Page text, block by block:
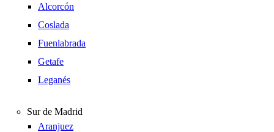
Alcorcón
Coslada
Fuenlabrada
Getafe
Leganés
Sur de Madrid
Aranjuez